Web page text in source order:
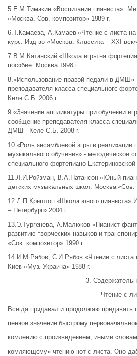
5.Е.М.Тимакин «Воспитание пианиста».
«Москва. Сов. композитор» 1989 г.
6.Т.Камаева, А.Камаев «Чтение с листа
курс. Изд-во «Москва. Классика – XXI
7.В.М.Катанский «Школа игры на
пособие. Москва 1998 г.
8.«Использование правой педали в ДМШ»
преподавателя класса специального
Келе С.Б. 2006 г.
9.«Значение аппликатуры при обучении
сообщение преподавателя класса
ДМШ - Келе С.Б. 2008 г.
10.«Роль ансамблевой игры в реализации
музыкального обучения» - методическое
специального фортепиано
11.Л.И.Ройзман, В.А.Натансон «Юный
детских музыкальных школ. Москва «Сов.
12.Л.П.Криштоп «Школа юного пианиста»
– Петербург» 2004 г.
13.Э.Тургенева, А.Малюков «Пианист-
развитию творческих навыков и
«Сов. композитор» 1990 г.
14.И.М.Рябов, С.И.Рябов «Чтение с листа
Киев «Муз. Украина» 1988 г.
3.
Чтение с
Всегда придавал и продолжаю придавать
пенное значение быстрому
комлению с произведением, иными
комляющему» чтению нот с листа. Оно